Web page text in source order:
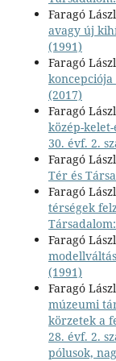
Faragó
avagy új
(1991)
Faragó
koncepciója
(2017)
Faragó
közép-
30. évf. 2.
Faragó
Tér és
Faragó
térségek
Faragó
(1991)
Faragó
múzeumi
körzetek a
28. évf. 2.
pólusok,